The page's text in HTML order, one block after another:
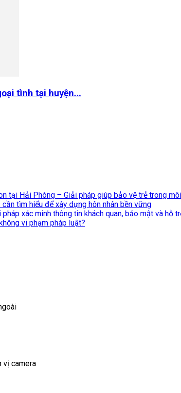
tình tại huyện...
tại Hải Phòng – Giải pháp giúp bảo vệ trẻ trong
tìm hiểu để xây dựng hôn nhân bền vững
xác minh thông tin khách quan, bảo mật và hỗ
vi phạm pháp luật?
vị camera